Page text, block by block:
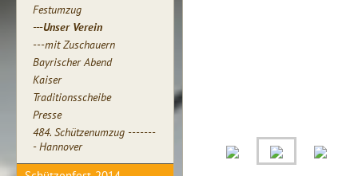
Festumzug
---Unser Verein
---mit Zuschauern
Bayrischer Abend
Kaiser
Traditionsscheibe
Presse
484. Schützenumzug -------
- Hannover